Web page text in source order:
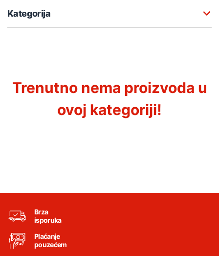
Kategorija
Trenutno nema proizvoda u
ovoj kategoriji!
Brza
isporuka
Plaćanje
pouzećem